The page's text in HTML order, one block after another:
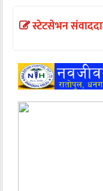
मनोरञ्जन
स्टेटसेभन